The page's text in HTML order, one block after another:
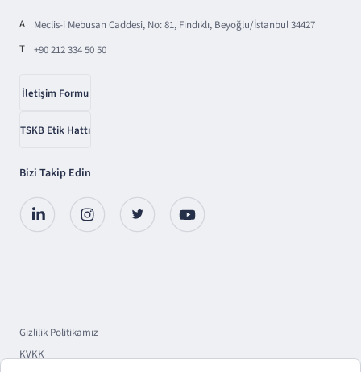
A
Meclis-i Mebusan Caddesi, No: 81, Fındıklı, Beyoğlu/İstanbul 34427
T
+90 212 334 50 50
İletişim Formu
TSKB Etik Hattı
Bizi Takip Edin
Gizlilik Politikamız
KVKK